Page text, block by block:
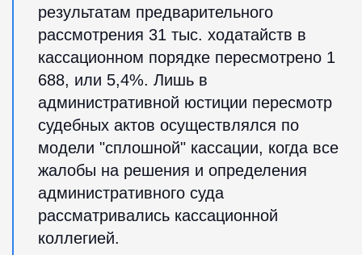
результатам предварительного
рассмотрения 31 тыс. ходатайств в
кассационном порядке пересмотрено 1
688, или 5,4%. Лишь в
административной юстиции пересмотр
судебных актов осуществлялся по
модели "сплошной" кассации, когда все
жалобы на решения и определения
административного суда
рассматривались кассационной
коллегией.